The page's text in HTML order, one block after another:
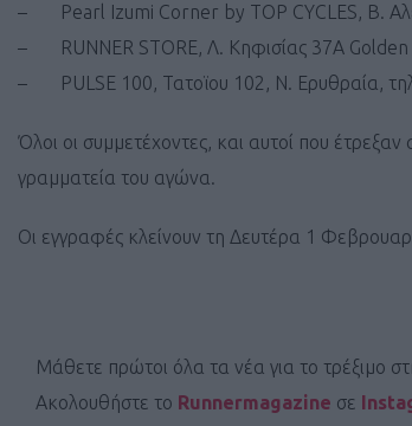
– Pearl Izumi Corner by TOP CYCLES, Β.
– RUNNER STORE, Λ. Κηφισίας 37Α
– PULSE 100, Τατοϊου 102, Ν. Ερυθραία,
Όλοι οι συμμετέχοντες, και αυτοί που
γραμματεία του αγώνα.
Οι εγγραφές κλείνουν τη Δευτέρα 1
Μάθετε πρώτοι όλα τα νέα για το τρέξιμο
Ακολουθήστε το Runnermagazine σε